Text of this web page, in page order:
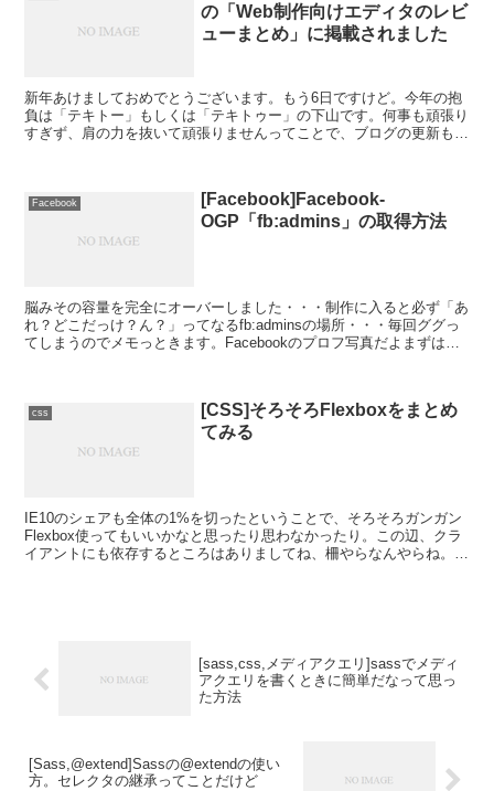
の「Web制作向けエディタのレビ
ューまとめ」に掲載されました
新年あけましておめでとうございます。もう6日ですけど。今年の抱
負は「テキトー」もしくは「テキトゥー」の下山です。何事も頑張り
すぎず、肩の力を抜いて頑張りませんってことで、ブログの更新もテ
Facebook
[Facebook]Facebook-
OGP「fb:admins」の取得方法
脳みその容量を完全にオーバーしました・・・制作に入ると必ず「あ
れ？どこだっけ？ん？」ってなるfb:adminsの場所・・・毎回ググっ
てしまうのでメモっときます。Facebookのプロフ写真だよまずは
css
[CSS]そろそろFlexboxをまとめ
てみる
IE10のシェアも全体の1%を切ったということで、そろそろガンガン
Flexbox使ってもいいかなと思ったり思わなかったり。この辺、クラ
イアントにも依存するところはありましてね、柵やらなんやらね。と
[sass,css,メディアクエリ]sassでメディ
アクエリを書くときに簡単だなって思っ
た方法
[Sass,@extend]Sassの@extendの使い
方。セレクタの継承ってことだけど